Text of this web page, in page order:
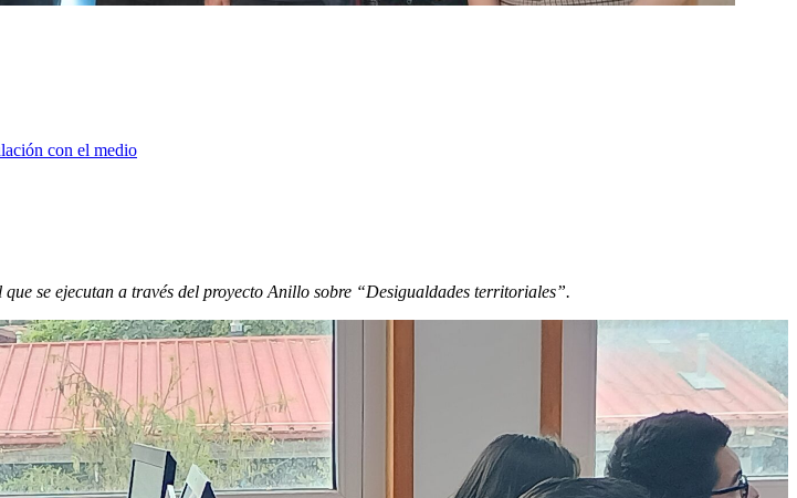
con el medio
se ejecutan a través del proyecto Anillo sobre “Desigualdades territoriales”.